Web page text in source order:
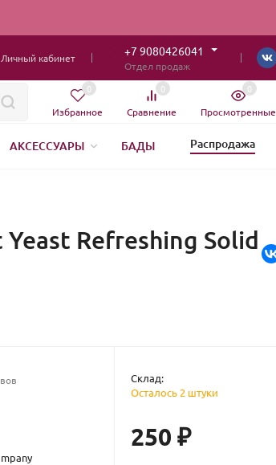
Личный кабинет +7 9080426041
Отдел продаж
Избранное
0
Сравнение
0
Просмотренные
0
АКСЕССУАРЫ
БАДЫ
Распродажа
Refreshing Solid
Склад:
Осталось 2 штуки
250 ₽